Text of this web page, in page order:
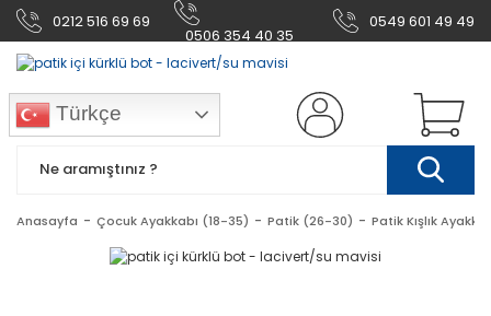
0212 516 69 69
0506 354 40 35
0549 601 49 49
Türkçe
Anasayfa Çocuk Ayakkabı (18-35) Patik (26-30) Patik Kışlık